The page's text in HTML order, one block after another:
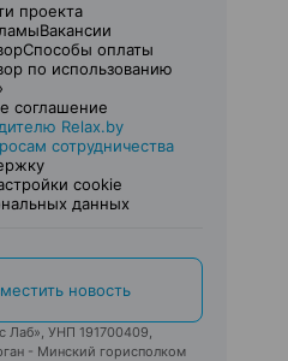
проекта
Вакансии
Способы оплаты
по использованию
соглашение
Relax.by
сотрудничества
cookie
данных
новость
УНП 191700409,
- Минский горисполком